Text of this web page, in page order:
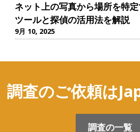
ネット上の写真から場所を特
ツールと探偵の活用法を解説
9月 10, 2025
調査のご依頼は
調査の一覧